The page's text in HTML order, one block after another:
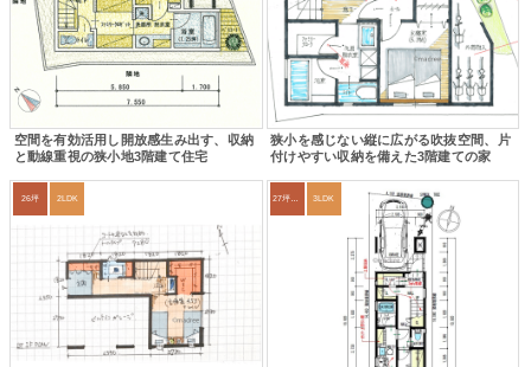
空間を有効活用し開放感生み出す、収納
と動線重視の狭小地3階建て住宅
狭小を感じない縦に広がる吹抜空間、片
付けやすい収納を備えた3階建ての家
26坪 2LDK 27坪〜30坪 3LDK